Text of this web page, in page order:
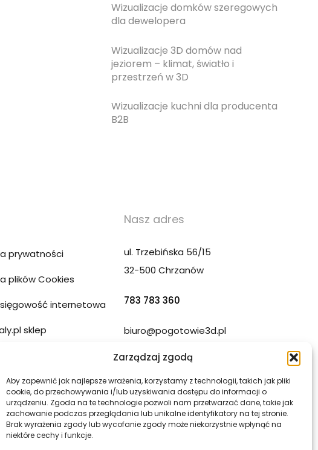
Zarządzaj zgodą
Aby zapewnić jak najlepsze wrażenia, korzystamy z technologii, takich jak pliki
cookie, do przechowywania i/lub uzyskiwania dostępu do informacji o
urządzeniu. Zgoda na te technologie pozwoli nam przetwarzać dane, takie jak
zachowanie podczas przeglądania lub unikalne identyfikatory na tej stronie.
Brak wyrażenia zgody lub wycofanie zgody może niekorzystnie wpłynąć na
niektóre cechy i funkcje.
Wizualizacje domków szeregowych
dla dewelopera
Wizualizacje 3D domów nad
jeziorem – klimat, światło i
przestrzeń w 3D
Wizualizacje kuchni dla producenta
B2B
prywatności
plików Cookies
internetowa
sklep
strony WWW
Nasz adres
ul. Trzebińska 56/15
32-500 Chrzanów
783 783 360
biuro@pogotowie3d.pl